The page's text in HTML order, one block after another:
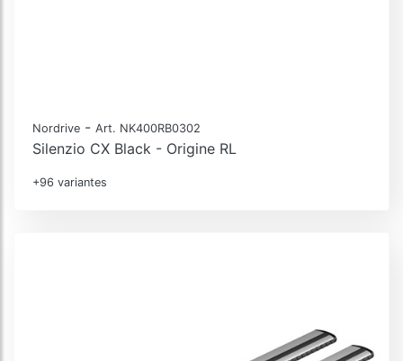
Nordrive - Art. NK400RB0302
Silenzio CX Black - Origine RL
+96 variantes